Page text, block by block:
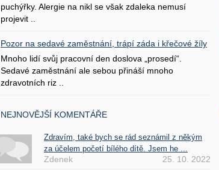
puchýřky. Alergie na nikl se však zdaleka nemusí
projevit ..
Pozor na sedavé zaměstnání, trápí záda i křečové žíly
Mnoho lidí svůj pracovní den doslova „prosedí“.
Sedavé zaměstnání ale sebou přináší mnoho
zdravotních riz ..
NEJNOVĚJŠÍ KOMENTÁŘE
Zdravím, také bych se rád seznámil z někým
za účelem početí bílého dítě. Jsem he ...
Zdenek 25. 10. 2022